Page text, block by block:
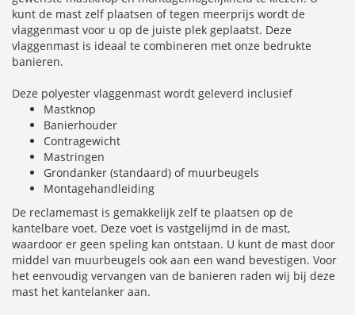
kunt de mast zelf plaatsen of tegen meerprijs wordt de
vlaggenmast voor u op de juiste plek geplaatst. Deze
vlaggenmast is ideaal te combineren met onze bedrukte
banieren.
Deze polyester vlaggenmast wordt geleverd inclusief
Mastknop
Banierhouder
Contragewicht
Mastringen
Grondanker (standaard) of muurbeugels
Montagehandleiding
De reclamemast is gemakkelijk zelf te plaatsen op de
kantelbare voet. Deze voet is vastgelijmd in de mast,
waardoor er geen speling kan ontstaan. U kunt de mast door
middel van muurbeugels ook aan een wand bevestigen. Voor
het eenvoudig vervangen van de banieren raden wij bij deze
mast het kantelanker aan.